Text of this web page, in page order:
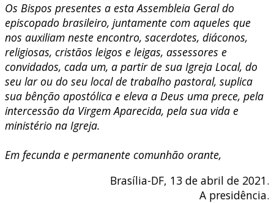
Os Bispos presentes a esta Assembleia Geral do
episcopado brasileiro, juntamente com aqueles que
nos auxiliam neste encontro, sacerdotes, diáconos,
religiosas, cristãos leigos e leigas, assessores e
convidados, cada um, a partir de sua Igreja Local, do
seu lar ou do seu local de trabalho pastoral, suplica
sua bênção apostólica e eleva a Deus uma prece, pela
intercessão da Virgem Aparecida, pela sua vida e
ministério na Igreja.
Em fecunda e permanente comunhão orante,
Brasília-DF, 13 de abril de 2021.
A presidência.